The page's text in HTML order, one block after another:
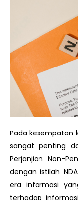
Pada kesempatan
sangat penting
Perjanjian Non-
dengan istilah
era informasi
terhadap